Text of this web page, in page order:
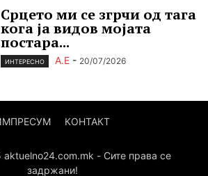
Срцето ми се згрчи од тага
кога ја видов мојата
постара...
ИНТЕРЕСНО А.Е - 20/07/2026
КОНТАКТ
- Сите права се
задржани!